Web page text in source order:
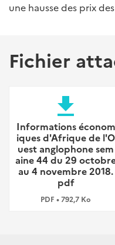
une hausse des prix
Fichier
file_download
Informations économ
iques d'Afrique de l'O
uest anglophone sem
aine 44 du 29
au 4 novembre 2018.
pdf
PDF • 792,7 Ko